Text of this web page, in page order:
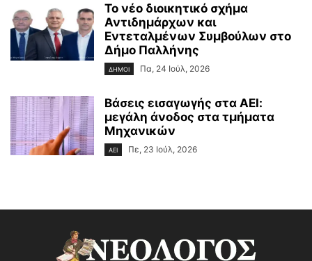
Το νέο διοικητικό σχήμα
Αντιδημάρχων και
Εντεταλμένων Συμβούλων στο
Δήμο Παλλήνης
ΔΗΜΟΙ Πα, 24 Ιούλ, 2026
Βάσεις εισαγωγής στα ΑΕΙ:
μεγάλη άνοδος στα τμήματα
Μηχανικών
ΑΕΙ Πε, 23 Ιούλ, 2026